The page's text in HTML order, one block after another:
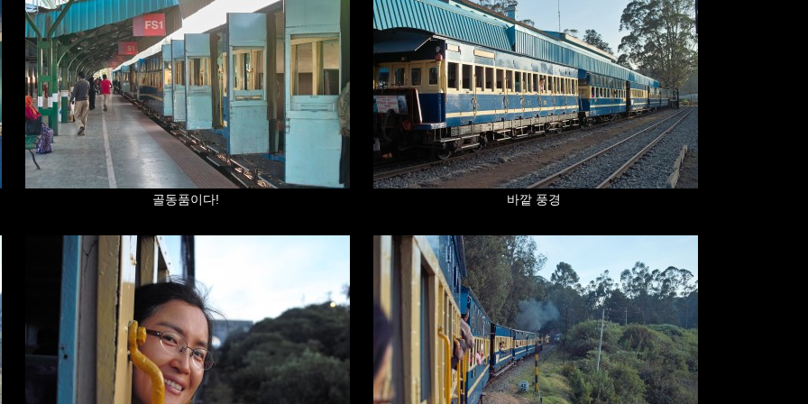
골동품이다! 바깥 풍경